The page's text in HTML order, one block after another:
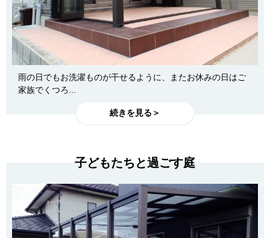
雨の日でもお洗濯ものが干せるように、またお休みの日はご
家族でくつろ...
続きを見る＞
子どもたちと過ごす庭